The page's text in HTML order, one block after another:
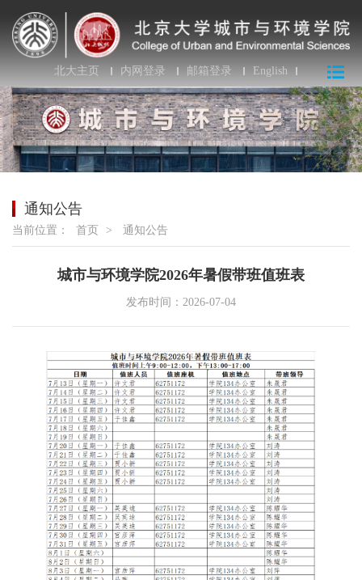
北大主页 内网登录 邮箱登录 English
通知公告
当前位置： 首页 > 通知公告
城市与环境学院2026年暑假带班值班表
发布时间：2026-07-04